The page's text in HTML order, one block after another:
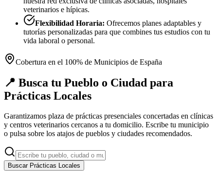
veterinarios e hípicas.
Flexibilidad Horaria: Ofrecemos planes adaptables y
tutorías personalizadas para que combines tus estudios con tu
vida laboral o personal.
Cobertura en el 100% de Municipios de España
📍 Busca tu Pueblo o Ciudad para
Prácticas Locales
Garantizamos plaza de prácticas presenciales concertadas en clínicas
y centros veterinarios cercanos a tu domicilio. Escribe tu municipio
o pulsa sobre los atajos de pueblos y ciudades recomendados.
Buscar Prácticas Locales